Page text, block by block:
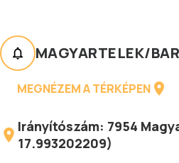
MAGYARTELEK/
MEGNÉZEM A TÉRKÉPEN
Irányítószám: 7954
17.993202209)